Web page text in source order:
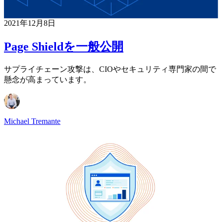
2021年12月8日
Page Shieldを一般公開
サプライチェーン攻撃は、CIOやセキュリティ専門家の間で
懸念が高まっています。
Michael Tremante